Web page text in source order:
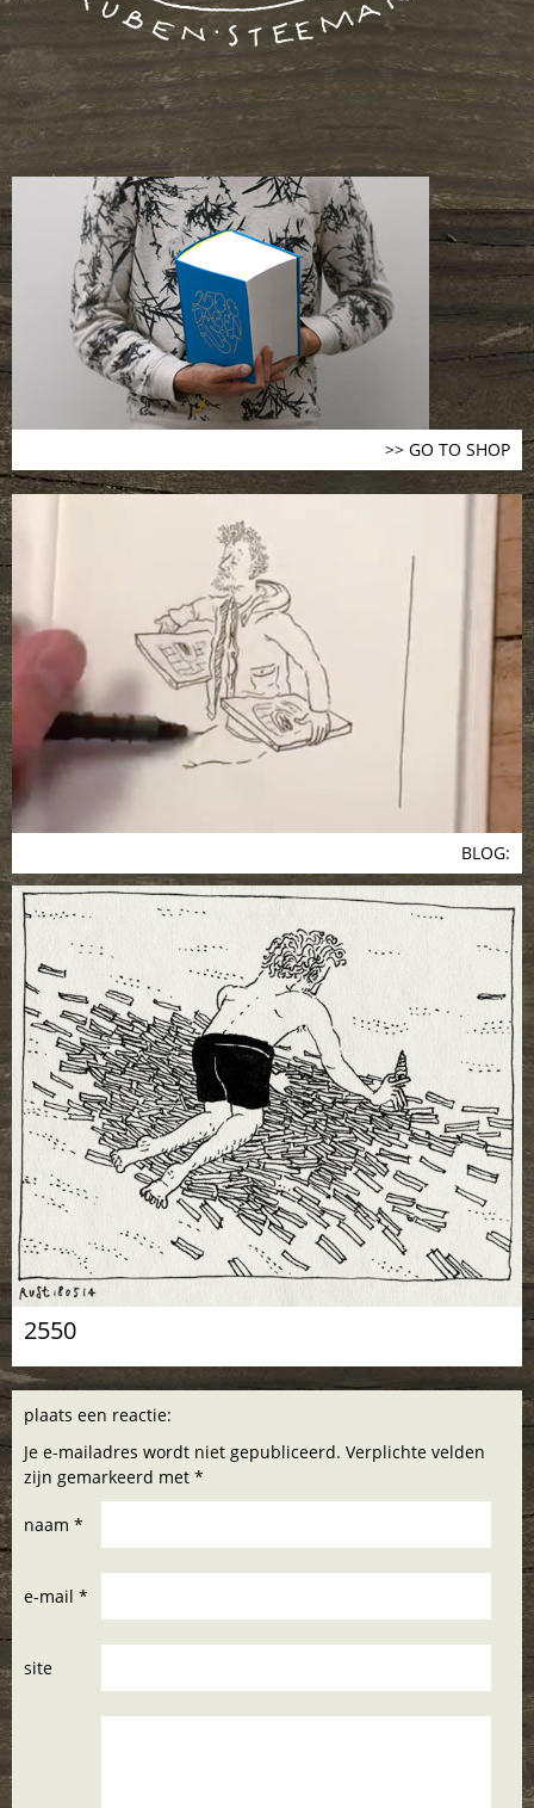
>> GO TO SHOP
BLOG:
2550
plaats een reactie:
Je e-mailadres wordt niet gepubliceerd. Verplichte velden
zijn gemarkeerd met *
naam *
e-mail *
site